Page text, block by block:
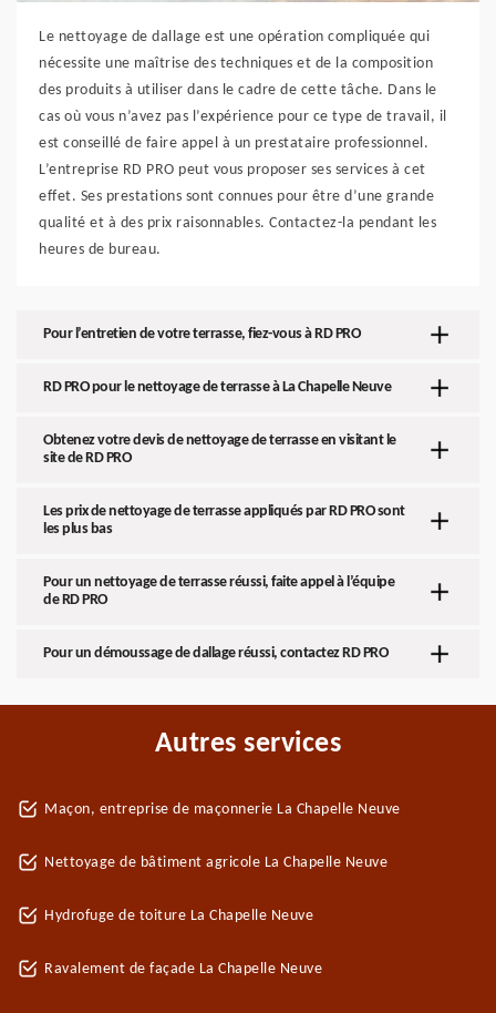
Le nettoyage de dallage est une opération compliquée qui
nécessite une maîtrise des techniques et de la composition
des produits à utiliser dans le cadre de cette tâche. Dans le
cas où vous n’avez pas l’expérience pour ce type de travail, il
est conseillé de faire appel à un prestataire professionnel.
L’entreprise RD PRO peut vous proposer ses services à cet
effet. Ses prestations sont connues pour être d’une grande
qualité et à des prix raisonnables. Contactez-la pendant les
heures de bureau.
Pour l’entretien de votre terrasse, fiez-vous à RD PRO
RD PRO pour le nettoyage de terrasse à La Chapelle Neuve
Obtenez votre devis de nettoyage de terrasse en visitant le
site de RD PRO
Les prix de nettoyage de terrasse appliqués par RD PRO sont
les plus bas
Pour un nettoyage de terrasse réussi, faite appel à l’équipe
de RD PRO
Pour un démoussage de dallage réussi, contactez RD PRO
Autres services
Maçon, entreprise de maçonnerie La Chapelle Neuve
Nettoyage de bâtiment agricole La Chapelle Neuve
Hydrofuge de toiture La Chapelle Neuve
Ravalement de façade La Chapelle Neuve